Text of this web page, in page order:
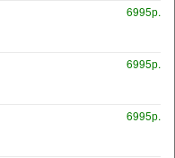
6995р.
6995р.
6995р.